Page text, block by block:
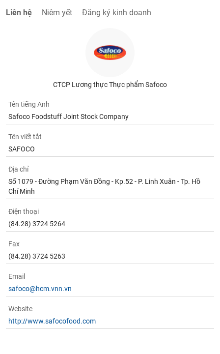
Liên hệ Niêm yết Đăng ký kinh doanh
CTCP Lương thực Thực phẩm Safoco
Tên tiếng Anh
Safoco Foodstuff Joint Stock Company
Tên viết tắt
SAFOCO
Địa chỉ
Số 1079 - Đường Phạm Văn Đồng - Kp.52 - P. Linh Xuân - Tp. Hồ
Chí Minh
Điện thoại
(84.28) 3724 5264
Fax
(84.28) 3724 5263
Email
safoco@hcm.vnn.vn
Website
http://www.safocofood.com